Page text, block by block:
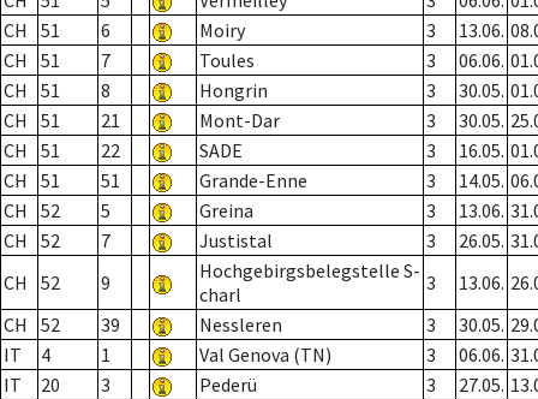
CH
51 6 Moiry 3 13.06.
CH
51 7 Toules 3 06.06.
CH
51 8 Hongrin 3 30.05.
CH
51 21 Mont-Dar 3 30.05.
CH
51 22 SADE 3 16.05.
CH
51 51 Grande-Enne 3 14.05.
CH
52 5 Greina 3 13.06.
CH
52 7 Justistal 3 26.05.
CH
52 9
Hochgebirgsbelegstelle S-
charl
3 13.06.
CH
52 39 Nessleren 3 30.05.
IT
4 1 Val Genova (TN) 3 06.06.
IT
20 3 Pederü 3 27.05.